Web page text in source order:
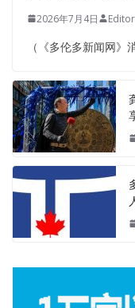
2026年7月4日 Editor
（《多伦多新闻网